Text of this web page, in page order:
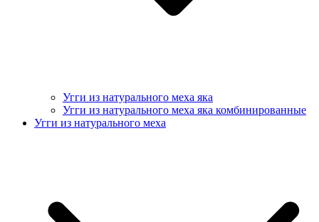
Угги из натурального меха яка
Угги из натурального меха яка комбинированные
Угги из натурального меха